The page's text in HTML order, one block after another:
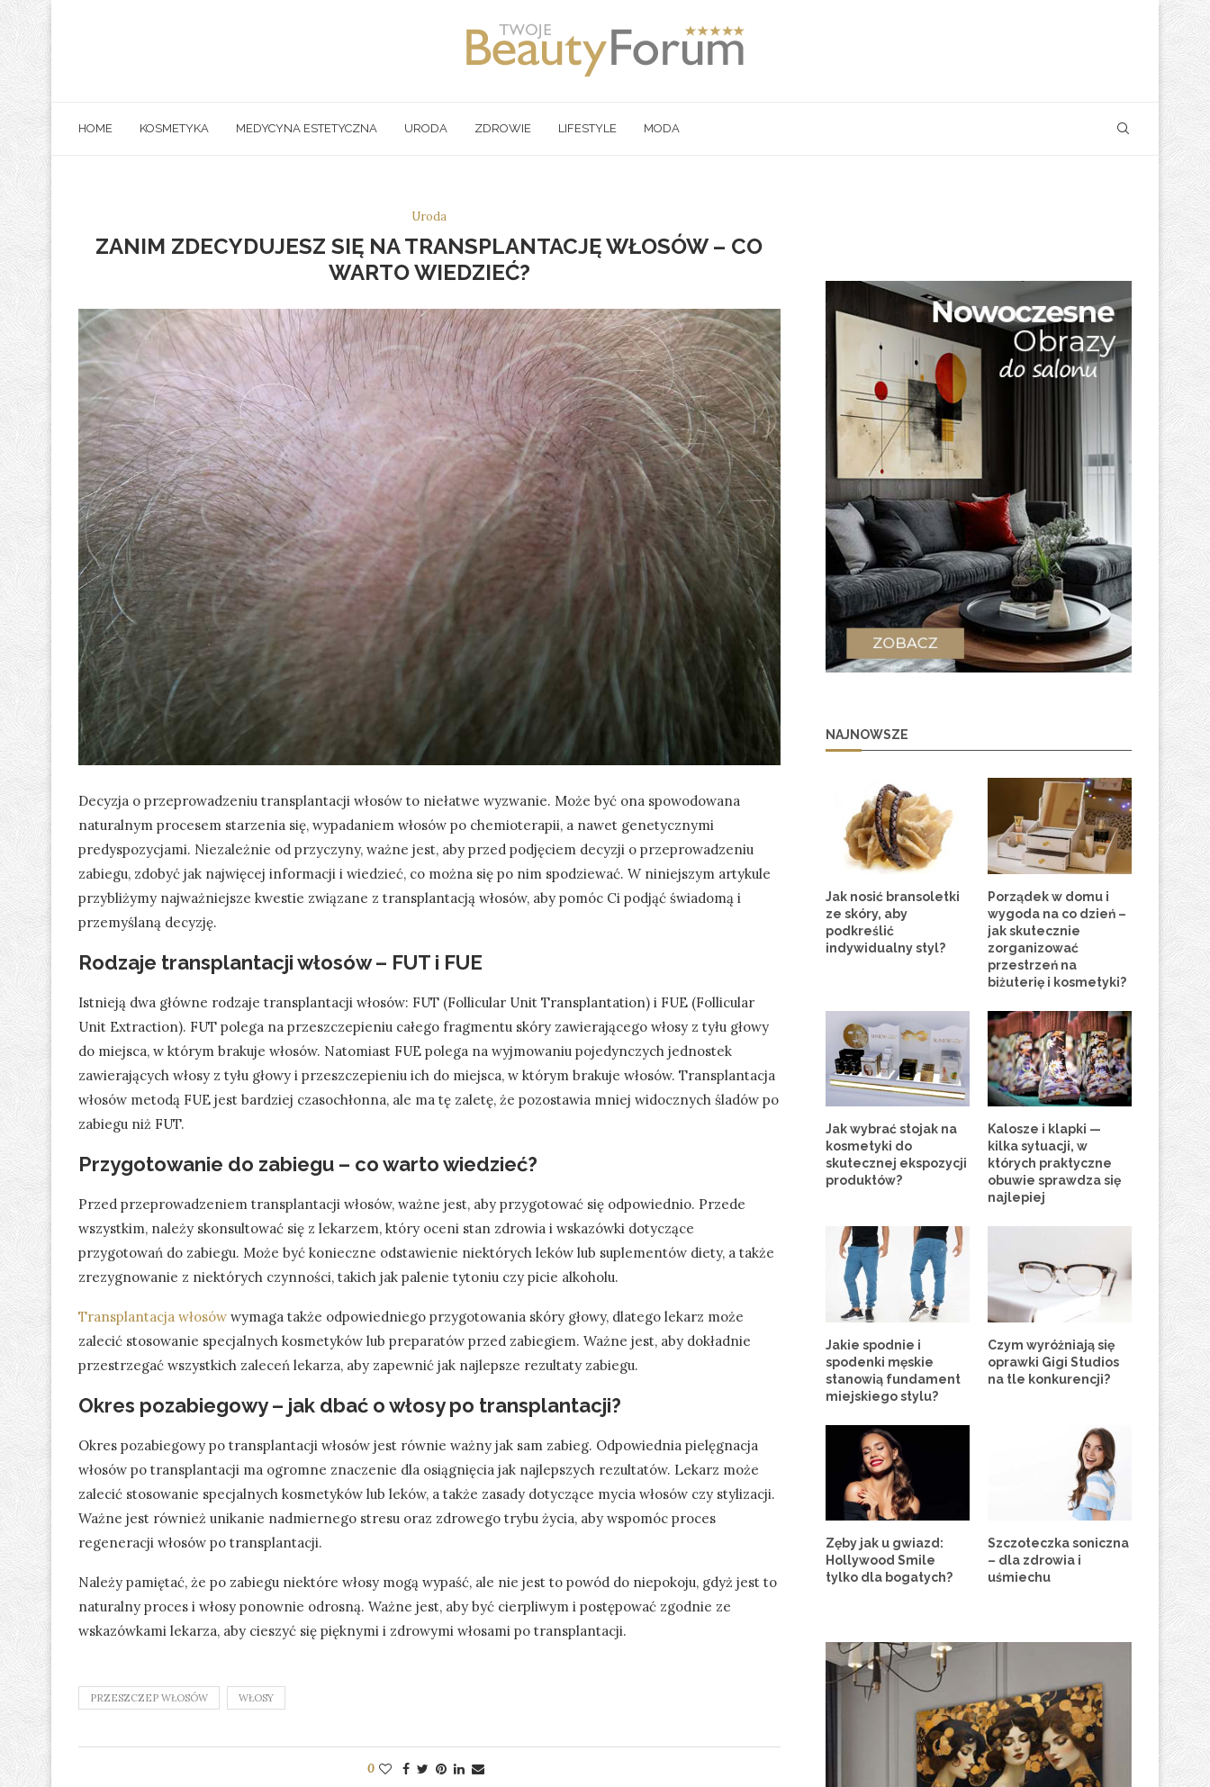
HOME KOSMETYKA MEDYCYNA ESTETYCZNA URODA ZDROWIE LIFESTYLE MODA
Uroda
ZANIM ZDECYDUJESZ SIĘ NA TRANSPLANTACJĘ WŁOSÓW – CO
WARTO WIEDZIEĆ?
Decyzja o przeprowadzeniu transplantacji włosów to niełatwe wyzwanie. Może być ona spowodowana
naturalnym procesem starzenia się, wypadaniem włosów po chemioterapii, a nawet genetycznymi
predyspozycjami. Niezależnie od przyczyny, ważne jest, aby przed podjęciem decyzji o przeprowadzeniu
zabiegu, zdobyć jak najwięcej informacji i wiedzieć, co można się po nim spodziewać. W niniejszym artykule
przybliżymy najważniejsze kwestie związane z transplantacją włosów, aby pomóc Ci podjąć świadomą i
przemyślaną decyzję.
Rodzaje transplantacji włosów – FUT i FUE
Istnieją dwa główne rodzaje transplantacji włosów: FUT (Follicular Unit Transplantation) i FUE (Follicular
Unit Extraction). FUT polega na przeszczepieniu całego fragmentu skóry zawierającego włosy z tyłu głowy
do miejsca, w którym brakuje włosów. Natomiast FUE polega na wyjmowaniu pojedynczych jednostek
zawierających włosy z tyłu głowy i przeszczepieniu ich do miejsca, w którym brakuje włosów. Transplantacja
włosów metodą FUE jest bardziej czasochłonna, ale ma tę zaletę, że pozostawia mniej widocznych śladów po
zabiegu niż FUT.
Przygotowanie do zabiegu – co warto wiedzieć?
Przed przeprowadzeniem transplantacji włosów, ważne jest, aby przygotować się odpowiednio. Przede
wszystkim, należy skonsultować się z lekarzem, który oceni stan zdrowia i wskazówki dotyczące
przygotowań do zabiegu. Może być konieczne odstawienie niektórych leków lub suplementów diety, a także
zrezygnowanie z niektórych czynności, takich jak palenie tytoniu czy picie alkoholu.
Transplantacja włosów wymaga także odpowiedniego przygotowania skóry głowy, dlatego lekarz może
zalecić stosowanie specjalnych kosmetyków lub preparatów przed zabiegiem. Ważne jest, aby dokładnie
przestrzegać wszystkich zaleceń lekarza, aby zapewnić jak najlepsze rezultaty zabiegu.
Okres pozabiegowy – jak dbać o włosy po transplantacji?
Okres pozabiegowy po transplantacji włosów jest równie ważny jak sam zabieg. Odpowiednia pielęgnacja
włosów po transplantacji ma ogromne znaczenie dla osiągnięcia jak najlepszych rezultatów. Lekarz może
zalecić stosowanie specjalnych kosmetyków lub leków, a także zasady dotyczące mycia włosów czy stylizacji.
Ważne jest również unikanie nadmiernego stresu oraz zdrowego trybu życia, aby wspomóc proces
regeneracji włosów po transplantacji.
Należy pamiętać, że po zabiegu niektóre włosy mogą wypaść, ale nie jest to powód do niepokoju, gdyż jest to
naturalny proces i włosy ponownie odrosną. Ważne jest, aby być cierpliwym i postępować zgodnie ze
wskazówkami lekarza, aby cieszyć się pięknymi i zdrowymi włosami po transplantacji.
PRZESZCZEP WŁOSÓW WŁOSY
0
NAJNOWSZE
Jak nosić bransoletki
ze skóry, aby
podkreślić
indywidualny styl?
Porządek w domu i
wygoda na co dzień –
jak skutecznie
zorganizować
przestrzeń na
biżuterię i kosmetyki?
Jak wybrać stojak na
kosmetyki do
skutecznej ekspozycji
produktów?
Kalosze i klapki —
kilka sytuacji, w
których praktyczne
obuwie sprawdza się
najlepiej
Jakie spodnie i
spodenki męskie
stanowią fundament
miejskiego stylu?
Czym wyróżniają się
oprawki Gigi Studios
na tle konkurencji?
Zęby jak u gwiazd:
Hollywood Smile
tylko dla bogatych?
Szczoteczka soniczna
– dla zdrowia i
uśmiechu